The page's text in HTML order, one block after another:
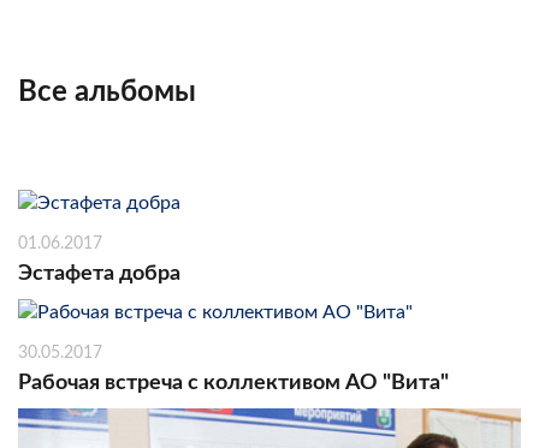
Все альбомы
01.06.2017
Эстафета добра
30.05.2017
Рабочая встреча с коллективом АО "Вита"